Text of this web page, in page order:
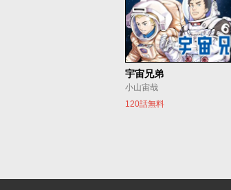
宇宙兄弟
小山宙哉
120話無料